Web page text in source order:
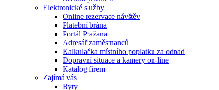
Elektronické služby
Online rezervace návštěv
Platební brána
Portál Pražana
Adresář zaměstnanců
Kalkulačka místního poplatku za odpad
Dopravní situace a kamery on-line
Katalog firem
Zajímá vás
Byty